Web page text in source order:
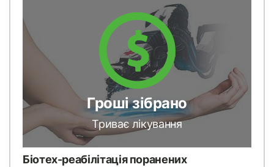
Гроші зібрано
Триває лікування
Біотех-реабілітація поранених